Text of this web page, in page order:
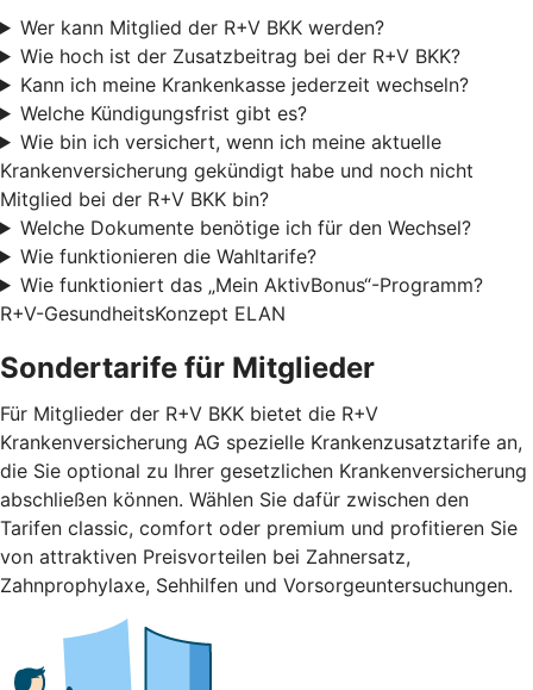
Wer kann Mitglied der R+V BKK werden?
Wie hoch ist der Zusatzbeitrag bei der R+V BKK?
Kann ich meine Krankenkasse jederzeit wechseln?
Welche Kündigungsfrist gibt es?
Wie bin ich versichert, wenn ich meine aktuelle
Krankenversicherung gekündigt habe und noch nicht
Mitglied bei der R+V BKK bin?
Welche Dokumente benötige ich für den Wechsel?
Wie funktionieren die Wahltarife?
Wie funktioniert das „Mein AktivBonus“-Programm?
R+V-GesundheitsKonzept ELAN
Sondertarife für Mitglieder
Für Mitglieder der R+V BKK bietet die R+V
Krankenversicherung AG spezielle Krankenzusatztarife an,
die Sie optional zu Ihrer gesetzlichen Krankenversicherung
abschließen können. Wählen Sie dafür zwischen den
Tarifen classic, comfort oder premium und profitieren Sie
von attraktiven Preisvorteilen bei Zahnersatz,
Zahnprophylaxe, Sehhilfen und Vorsorgeuntersuchungen.